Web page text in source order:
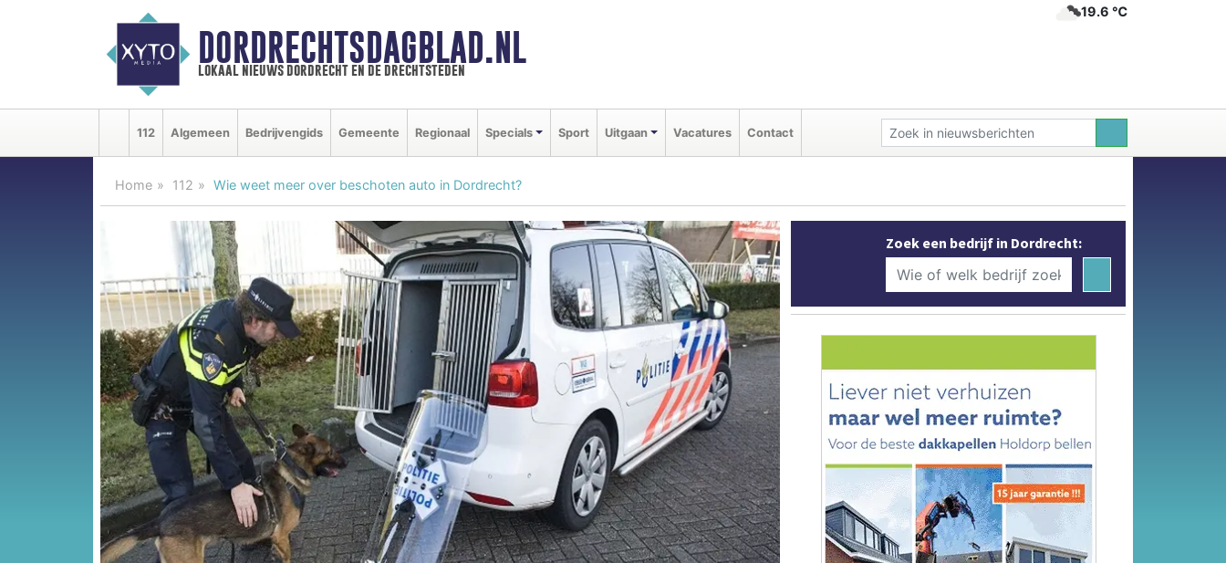
DORDRECHTSDAGBLAD.NL
lokaal nieuws dordrecht en de drechtsteden
19.6 ℃
112 Algemeen Bedrijvengids Gemeente Regionaal Specials Sport Uitgaan Vacatures Contact
Home 112 Wie weet meer over beschoten auto in Dordrecht?
Zoek een bedrijf in Dordrecht: